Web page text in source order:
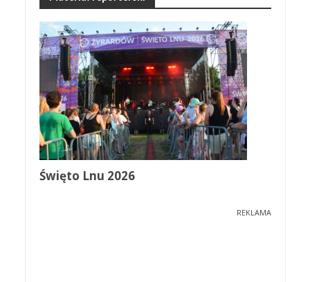
Święto Lnu 2026
REKLAMA